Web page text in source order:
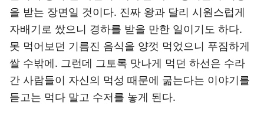
을 받는 장면일 것이다. 진짜 왕과 달리 시원스럽게
자배기로 쌌으니 경하를 받을 만한 일이기도 하다.
못 먹어보던 기름진 음식을 양껏 먹었으니 푸짐하게
쌀 수밖에. 그런데 그토록 맛나게 먹던 하선은 수라
간 사람들이 자신의 먹성 때문에 굶는다는 이야기를
듣고는 먹다 말고 수저를 놓게 된다.